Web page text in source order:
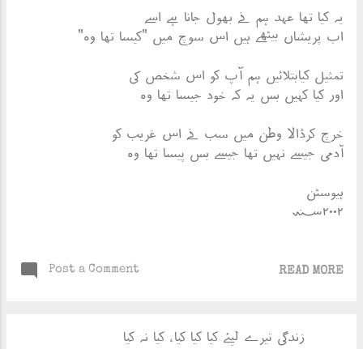
یہ کیا تھا عہد ہم نے بھول جانا ہے اسے
اب پریشاں بیٹھے ہیں اس سوچ میں "کیسا تھا وہ"
تمثیل کیابتلائیں ہم آپ کو اس شخص کی
اور کیا کہیں بس یہ کہ خود جیسا تھا وہ
خرچ کرڈالا وطن میں سب نے اس غریب کو
آدمی جیسے نہیں تھا جیسے بس پیسا تھا وہ
ہیوسٹن
؁۲۰۰۲
Post a Comment READ MORE
زندگی تیرے لیئے کیا کیا کِیا ، کیا نہ کِیا